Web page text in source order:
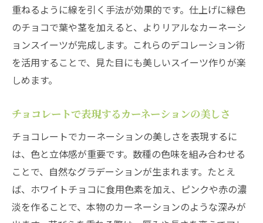
重ねるように線を引く手法が効果的です。仕上げに緑色
のチョコで葉や茎を加えると、よりリアルなカーネーシ
ョンスイーツが完成します。これらのデコレーション術
を活用することで、見た目にも美しいスイーツ作りが楽
しめます。
チョコレートで表現するカーネーションの美しさ
チョコレートでカーネーションの美しさを表現するに
は、色と立体感が重要です。数種の色味を組み合わせる
ことで、自然なグラデーションが生まれます。たとえ
ば、ホワイトチョコに食用色素を加え、ピンクや赤の濃
淡を作ることで、本物のカーネーションのような深みが